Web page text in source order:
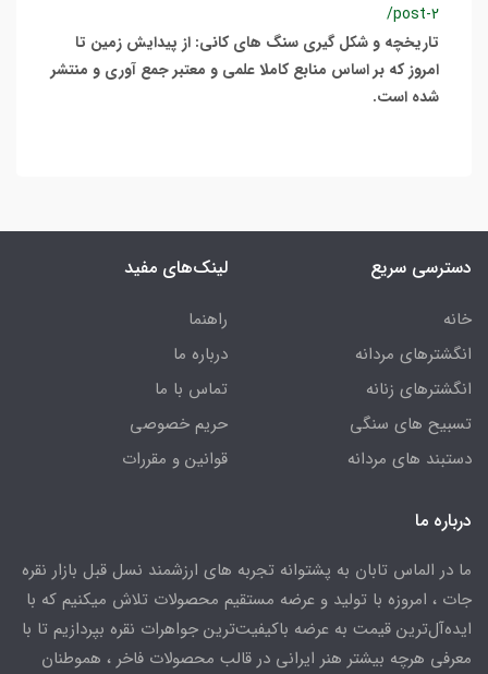
/post-2
تاریخچه و شکل گیری سنگ های کانی: از پیدایش زمین تا
امروز که بر اساس منابع کاملا علمی و معتبر جمع آوری و منتشر
شده است.
دسترسی سریع
خانه
انگشترهای مردانه
انگشترهای زنانه
تسبیح های سنگی
دستبند های مردانه
لینک‌های مفید
راهنما
درباره ما
تماس با ما
حریم خصوصی
قوانین و مقررات
درباره ما
ما در الماس تابان به پشتوانه تجربه های ارزشمند نسل قبل بازار نقره
جات ، امروزه با تولید و عرضه مستقیم محصولات تلاش میکنیم که با
ایده‌آل‌ترین قیمت به عرضه باکیفیت‌ترین جواهرات نقره بپردازیم تا با
معرفی هرچه بیشتر هنر ایرانی در قالب محصولات فاخر ، هموطنان